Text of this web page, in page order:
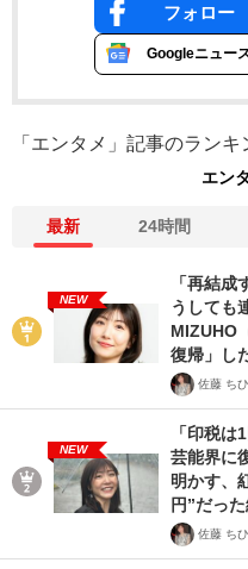
フォロー
Googleニュー
「エンタメ」記事のランキ
エン
最新 24時間
NEW
「再結
うしても
MIZUHO
復帰」し
佐藤 ち
NEW
「印税
芸能界に
明かす、
円”だっ
佐藤 ち